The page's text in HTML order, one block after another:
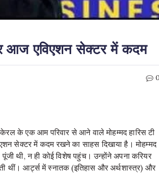
एविएशन सेक्टर में कदम
के एक आम परिवार से आने वाले मोहम्मद हारिस टी
सेक्टर में कदम रखने का साहस दिखाया है। मोहम्मद
थी, न ही कोई विशेष पहुंच। उन्होंने अपना करियर
थीं। आर्ट्स में स्नातक (इतिहास और अर्थशास्त्र) और